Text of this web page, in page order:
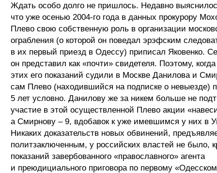
Ждать особо долго не пришлось. Недавно
что уже осенью 2004-го года в данных прокурору
Плево свою собственную роль в организации
ограбления (о которой он поведал эрэфским
в их первый приезд в Одессу) приписал Яковенко.
он представил как «почти» свидетеля. Поэтому,
этих его показаний судили в Москве Данилова и
сам Плево (находившийся на подписке о невыезде)
5 лет условно. Данилову же за никем больше не
участие в этой осуществленной Плево акции
а Смирнову – 9, вдобавок к уже имевшимся у них в
Никаких доказательств новых обвинений,
политзаключенным, у российских властей не было,
показаний завербованного «православного» агента
и преюдициального приговора по первому